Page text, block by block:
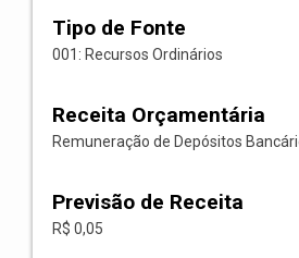
Tipo de Fonte
001: Recursos Ordinários
Receita Orçamentária
Remuneração de Depósitos
Previsão de Receita
R$ 0,05